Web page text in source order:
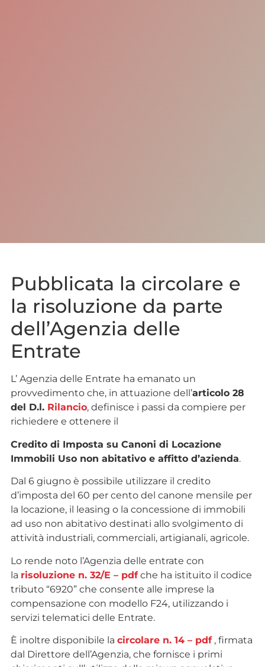
Pubblicata la circolare e
la risoluzione da parte
dell’Agenzia delle
Entrate
L’ Agenzia delle Entrate ha emanato un
provvedimento che, in attuazione dell’articolo 28
del D.l. Rilancio, definisce i passi da compiere per
richiedere e ottenere il
Credito di Imposta su Canoni di Locazione
Immobili Uso non abitativo e affitto d’azienda.
Dal 6 giugno è possibile utilizzare il credito
d’imposta del 60 per cento del canone mensile per
la locazione, il leasing o la concessione di immobili
ad uso non abitativo destinati allo svolgimento di
attività industriali, commerciali, artigianali, agricole.
Lo rende noto l’Agenzia delle entrate con
la risoluzione n. 32/E – pdfche ha istituito il codice
tributo “6920” che consente alle imprese la
compensazione con modello F24, utilizzando i
servizi telematici delle Entrate.
È inoltre disponibile la circolare n. 14 – pdf, firmata
dal Direttore dell’Agenzia, che fornisce i primi